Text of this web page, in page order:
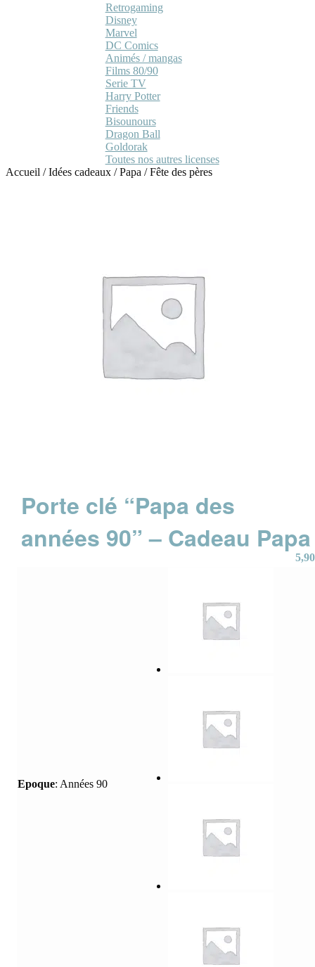
Retrogaming
Disney
Marvel
DC Comics
Animés / mangas
Films 80/90
Serie TV
Harry Potter
Friends
Bisounours
Dragon Ball
Goldorak
Toutes nos autres licenses
Accueil /Idées cadeaux /Papa /Fête des pères
Porte clé “Papa des
années 90” – Cadeau Papa
5,90
Epoque: Années 90